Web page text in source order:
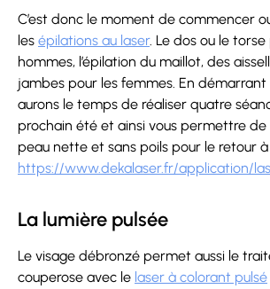
C’est donc le moment de commencer
les épilations au laser. Le dos ou le torse
hommes, l’épilation du maillot, des
jambes pour les femmes. En
aurons le temps de réaliser quatre
prochain été et ainsi vous permettre de
peau nette et sans poils pour le retour à
https://www.dekalaser.fr/application/
La lumière pulsée
Le visage débronzé permet aussi le
couperose avec le laser à colorant pulsé